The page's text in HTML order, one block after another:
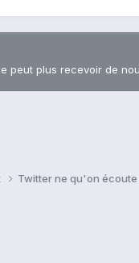
peut plus recevoir de
Twitter ne qu'on écoute